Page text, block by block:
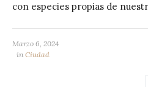
con especies propias de
Marzo 6, 2024
in Ciudad